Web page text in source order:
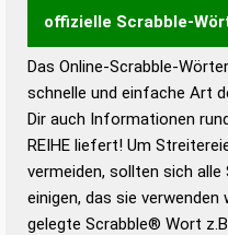
offizielle Scrabble-
Wortwurzel liefert mit
Wortanalyse-
Wortbedeutung,
Gültigkeit eines Wortes
bestimmen!
Wörterbücher sind:
Das Online-Scrabble-
schnelle und einfache Art
Dir auch Informationen
REIHE liefert! Um
vermeiden, sollten sich
einigen, das sie
gelegte Scrabble® Wort